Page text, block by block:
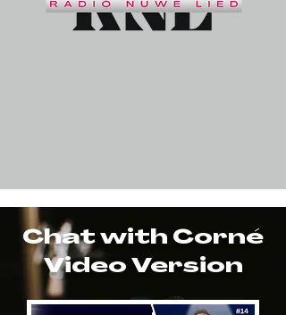
Chat with Corné
Video Version